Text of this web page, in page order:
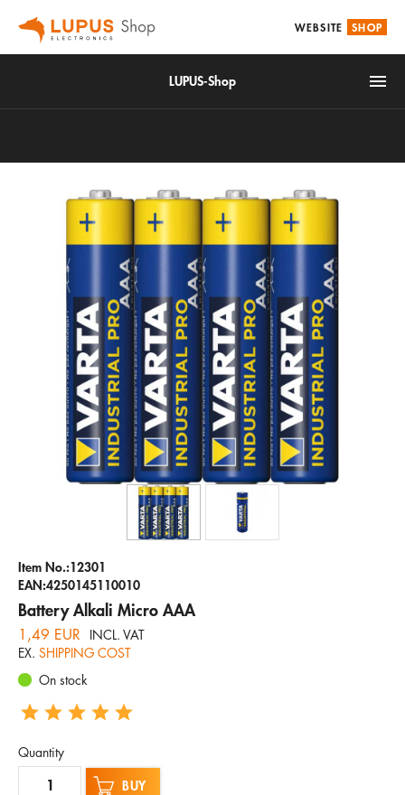
WEBSITE SHOP
LUPUS-Shop
IoT
Alarm & Smarthome
Accessories
Video surveillance
Company
Hotline Email
Item No.:12301
EAN:4250145110010
Battery Alkali Micro AAA
1,49 EUR
INCL. VAT
EX. SHIPPING COST
On stock
Quantity
BUY